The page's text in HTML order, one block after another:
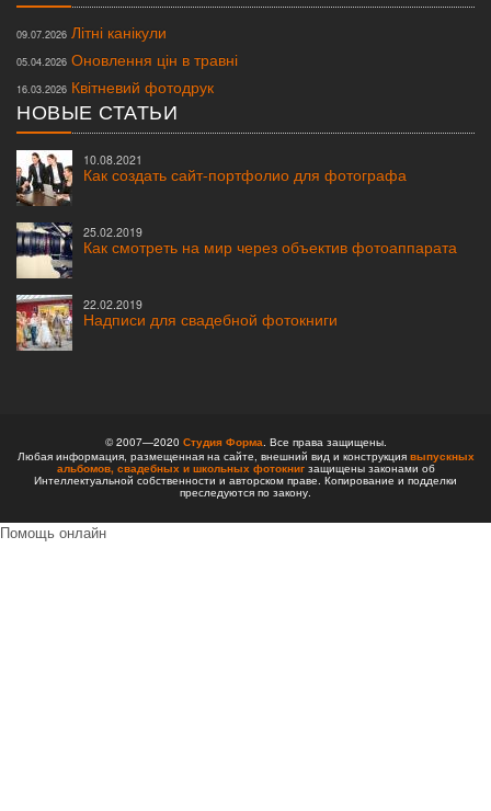
09.07.2026 Літні канікули
05.04.2026 Оновлення цін в травні
16.03.2026 Квітневий фотодрук
НОВЫЕ СТАТЬИ
10.08.2021
Как создать сайт-портфолио для фотографа
25.02.2019
Как смотреть на мир через объектив фотоаппарата
22.02.2019
Надписи для свадебной фотокниги
© 2007—2020 Студия Форма . Все права защищены.
Любая информация, размещенная на сайте, внешний вид и конструкция выпускных
альбомов, свадебных и школьных фотокнигзащищены законами об
Интеллектуальной собственности и авторском праве. Копирование и подделки
преследуются по закону.
Помощь онлайн